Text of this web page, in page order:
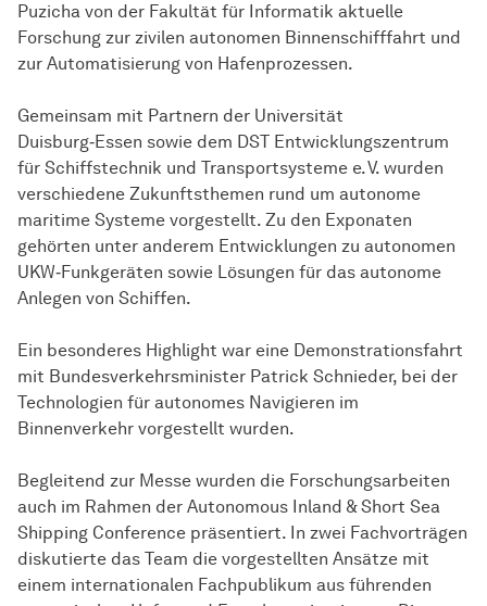
Puzicha von der Fakultät für Informatik aktuelle
Forschung zur zivilen autonomen Binnenschifffahrt und
zur Automatisierung von Hafenprozessen.
Gemeinsam mit Partnern der Universität
Duisburg‑Essen sowie dem DST Entwicklungszentrum
für Schiffstechnik und Transportsysteme e. V. wurden
verschiedene Zukunftsthemen rund um autonome
maritime Systeme vorgestellt. Zu den Exponaten
gehörten unter anderem Entwicklungen zu autonomen
UKW‑Funkgeräten sowie Lösungen für das autonome
Anlegen von Schiffen.
Ein besonderes Highlight war eine Demonstrationsfahrt
mit Bundesverkehrsminister Patrick Schnieder, bei der
Technologien für autonomes Navigieren im
Binnenverkehr vorgestellt wurden.
Begleitend zur Messe wurden die Forschungsarbeiten
auch im Rahmen der Autonomous Inland & Short Sea
Shipping Conference präsentiert. In zwei Fachvorträgen
diskutierte das Team die vorgestellten Ansätze mit
einem internationalen Fachpublikum aus führenden